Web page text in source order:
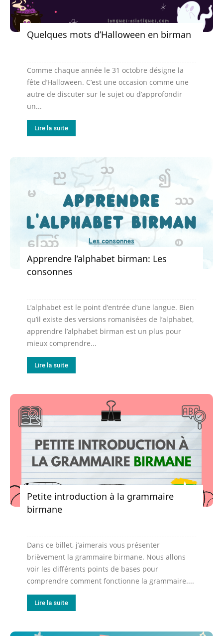
Quelques mots d’Halloween en birman
Comme chaque année le 31 octobre désigne la
fête d’Halloween. C’est une occasion comme une
autre de discuter sur le sujet ou d’approfondir
un...
Lire la suite
Apprendre l’alphabet birman: Les
consonnes
L’alphabet est le point d’entrée d’une langue. Bien
qu’il existe des versions romanisées de l’alphabet,
apprendre l’alphabet birman est un plus pour
mieux comprendre...
Lire la suite
Petite introduction à la grammaire
birmane
Dans ce billet, j’aimerais vous présenter
brièvement la grammaire birmane. Nous allons
voir les différents points de bases pour
comprendre comment fonctionne la grammaire....
Lire la suite